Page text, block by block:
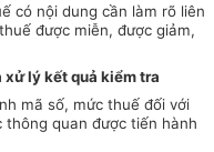
có nội dung cần làm rõ liên
được miễn, được giảm,
xử lý kết quả kiểm tra
mã số, mức thuế đối với
thông quan được tiến hành